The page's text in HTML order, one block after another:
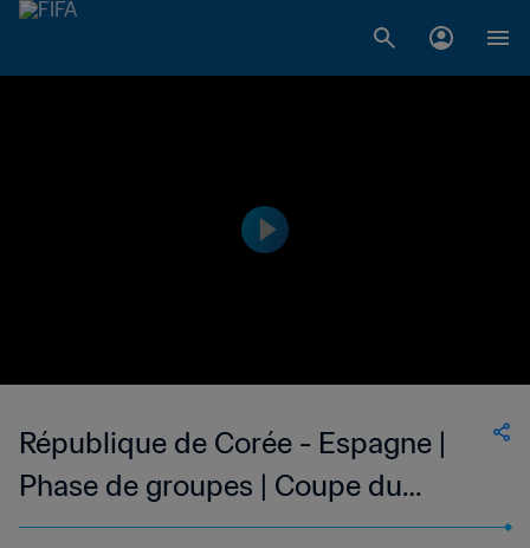
République de Corée - Espagne |
Phase de groupes | Coupe du
Monde de la FIFA, Italie 1990™ |